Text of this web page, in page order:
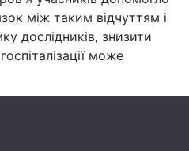
Регіони
між таким відчуттям і
дослідників, знизити
може